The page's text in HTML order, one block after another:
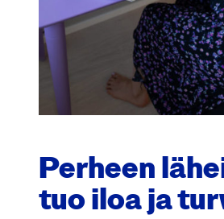
Per­heen
tuo iloa ja